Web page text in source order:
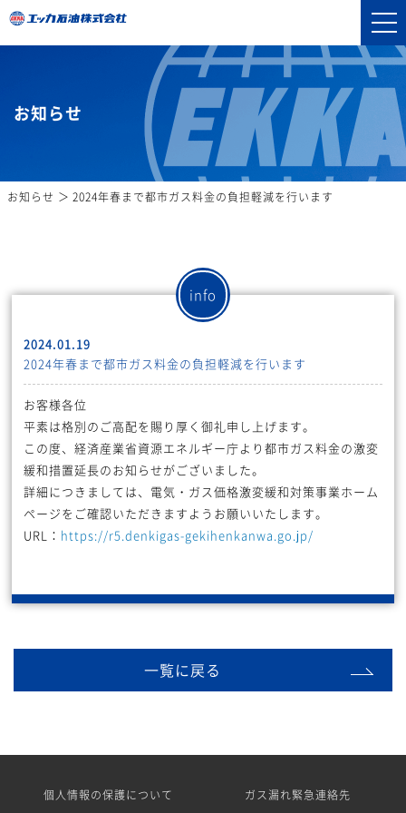
お知らせ
お知らせ 2024年春まで都市ガス料金の負担軽減を行います
info
2024.01.19
2024年春まで都市ガス料金の負担軽減を行います
お客様各位
平素は格別のご高配を賜り厚く御礼申し上げます。
この度、経済産業省資源エネルギー庁より都市ガス料金の激変
緩和措置延長のお知らせがございました。
詳細につきましては、電気・ガス価格激変緩和対策事業ホーム
ページをご確認いただきますようお願いいたします。
URL： https://r5.denkigas-gekihenkanwa.go.jp/
一覧に戻る
個人情報の保護について ガス漏れ緊急連絡先